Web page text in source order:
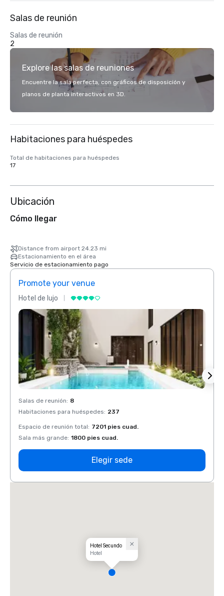
Salas de reunión
Salas de reunión
2
Explore las salas de reuniones
Encuentre la sala perfecta, con gráficos de disposición y
planos de planta interactivos en 3D.
Habitaciones para huéspedes
Total de habitaciones para huéspedes
17
Ubicación
Cómo llegar
Distance from airport 24.23 mi
Estacionamiento en el área
Servicio de estacionamiento pago
Promote your venue
Hotel de lujo
Salas de reunión: 8
Habitaciones para huéspedes: 237
Espacio de reunión total: 7201 pies cuad.
Sala más grande: 1800 pies cuad.
Elegir sede
Hotel Secundo
Hotel